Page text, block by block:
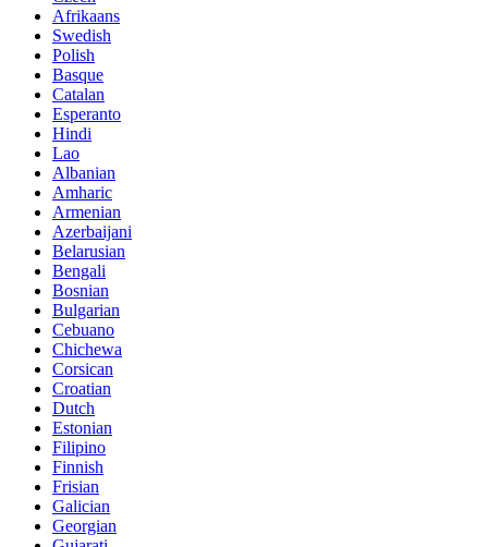
Afrikaans
Swedish
Polish
Basque
Catalan
Esperanto
Hindi
Lao
Albanian
Amharic
Armenian
Azerbaijani
Belarusian
Bengali
Bosnian
Bulgarian
Cebuano
Chichewa
Corsican
Croatian
Dutch
Estonian
Filipino
Finnish
Frisian
Galician
Georgian